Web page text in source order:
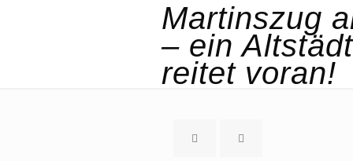
Martinszug
– ein
reitet voran!